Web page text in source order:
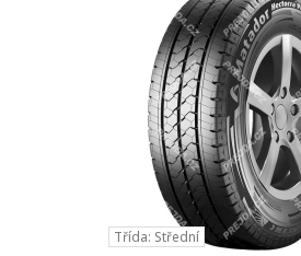
Třída: Střední